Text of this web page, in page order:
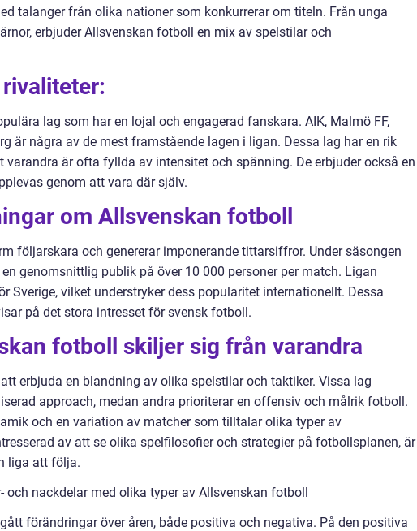
talanger från olika nationer som konkurrerar om titeln. Från unga
erbjuder Allsvenskan fotboll en mix av spelstilar och
lag som har en lojal och engagerad fanskara. AIK, Malmö FF,
är några av de mest framstående lagen i ligan. Dessa lag har en rik
varandra är ofta fyllda av intensitet och spänning. De erbjuder också en
genom att vara där själv.
om Allsvenskan fotboll
följarskara och genererar imponerande tittarsiffror. Under säsongen
genomsnittlig publik på över 10 000 personer per match. Ligan
Sverige, vilket understryker dess popularitet internationellt. Dessa
på det stora intresset för svensk fotboll.
fotboll skiljer sig från varandra
erbjuda en blandning av olika spelstilar och taktiker. Vissa lag
approach, medan andra prioriterar en offensiv och målrik fotboll.
och en variation av matcher som tilltalar olika typer av
av att se olika spelfilosofier och strategier på fotbollsplanen, är
liga att följa.
och nackdelar med olika typer av Allsvenskan fotboll
förändringar över åren, både positiva och negativa. På den positiva